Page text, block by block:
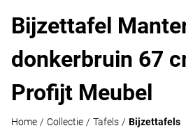
Bijzettafel
donkerbruin 67
Profijt Meubel
Home / Collectie / Tafels / Bijzettafels